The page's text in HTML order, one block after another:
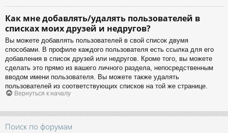
Как мне добавлять/удалять пользователей в
списках моих друзей и недругов?
Вы можете добавлять пользователей в свой список двумя
способами. В профиле каждого пользователя есть ссылка для его
добавления в список друзей или недругов. Кроме того, вы можете
сделать это прямо из вашего личного раздела, непосредственным
вводом имени пользователя. Вы можете также удалять
пользователей из соответствующих списков на той же странице.
Вернуться к началу
Поиск по форумам